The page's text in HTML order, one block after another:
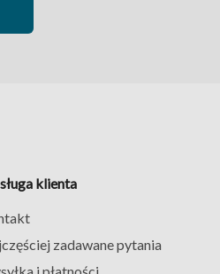
klienta
zadawane pytania